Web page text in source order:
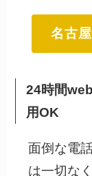
名古
24時間
用OK
面倒な電
は一切な